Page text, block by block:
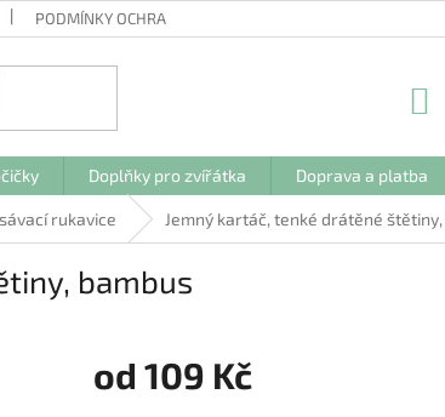
PODMÍNKY OCHRANY OSOBNÍCH ÚDAJŮ
Doplňky pro zvířátka Doprava a platba
rukavice Jemný kartáč, tenké drátěné
bambus
od 109 Kč